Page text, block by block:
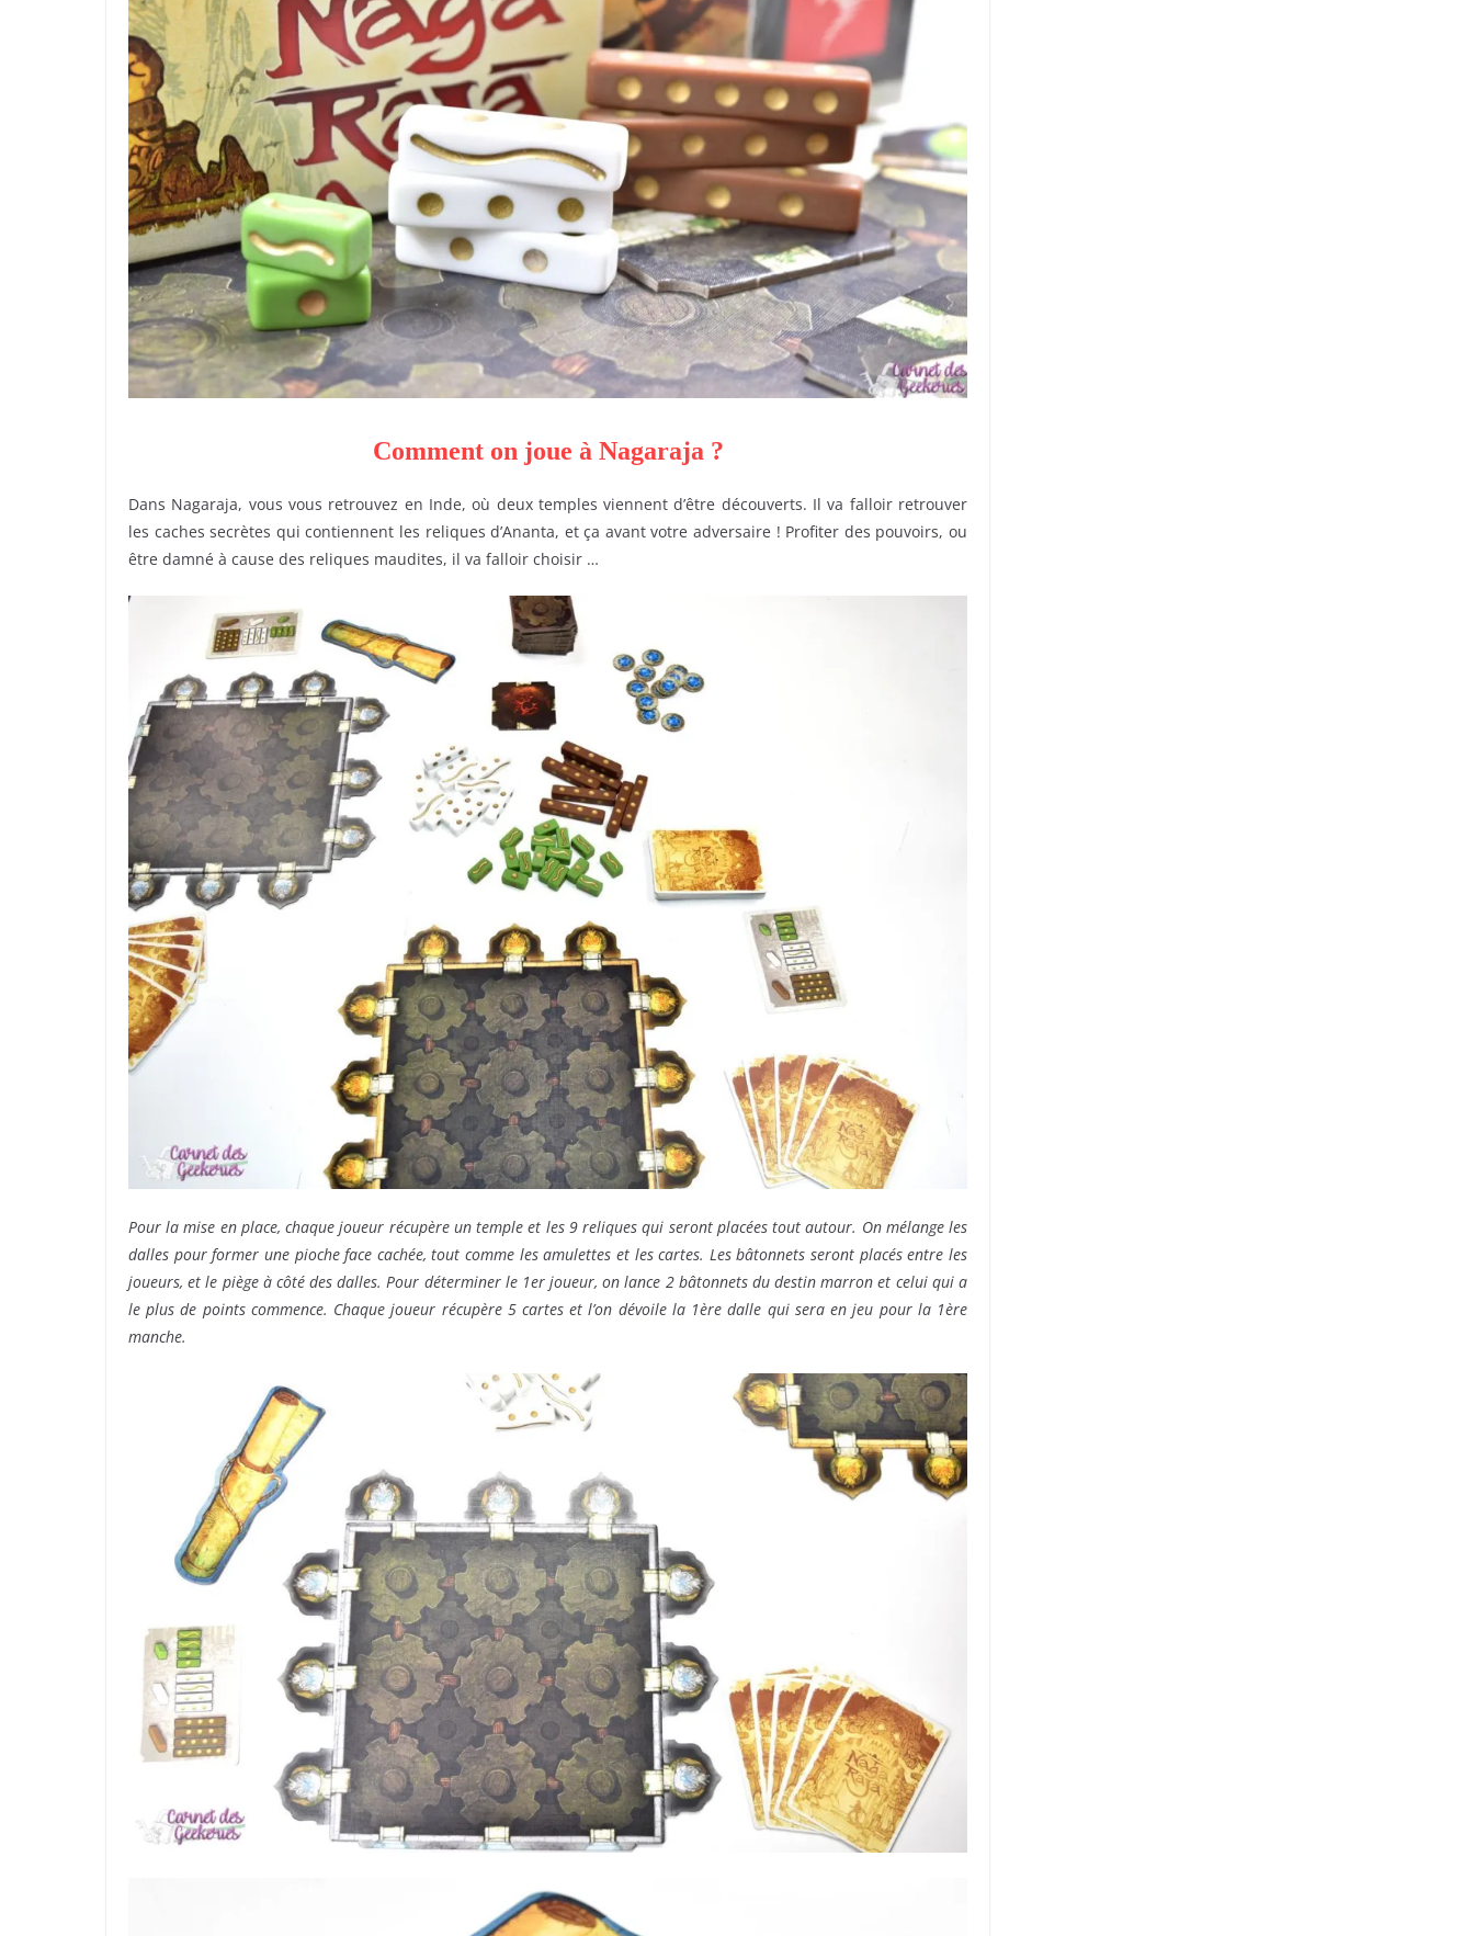
Comment on joue à Nagaraja ?
Dans Nagaraja, vous vous retrouvez en Inde, où deux temples viennent d’être découverts. Il va falloir retrouver
les caches secrètes qui contiennent les reliques d’Ananta, et ça avant votre adversaire ! Profiter des pouvoirs, ou
être damné à cause des reliques maudites, il va falloir choisir …
Pour la mise en place, chaque joueur récupère un temple et les 9 reliques qui seront placées tout autour. On mélange les
dalles pour former une pioche face cachée, tout comme les amulettes et les cartes. Les bâtonnets seront placés entre les
joueurs, et le piège à côté des dalles. Pour déterminer le 1er joueur, on lance 2 bâtonnets du destin marron et celui qui a
le plus de points commence. Chaque joueur récupère 5 cartes et l’on dévoile la 1ère dalle qui sera en jeu pour la 1ère
manche.